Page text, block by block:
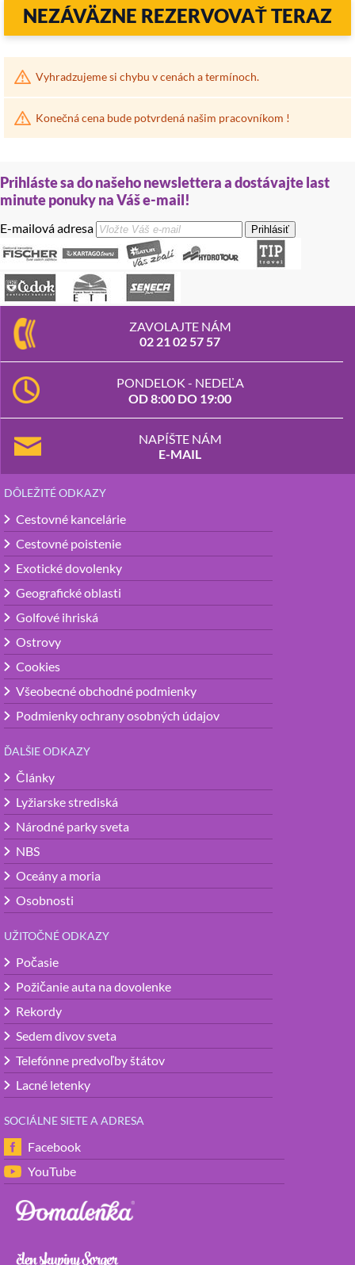
NEZÁVÄZNE REZERVOVAŤ TERAZ
Vyhradzujeme si chybu v cenách a termínoch.
Konečná cena bude potvrdená našim pracovníkom !
Prihláste sa do našeho newslettera a dostávajte last
minute ponuky na Váš e-mail!
E-mailová adresa Prihlásiť
ZAVOLAJTE NÁM
02 21 02 57 57
PONDELOK - NEDEĽA
OD 8:00 DO 19:00
NAPÍŠTE NÁM
E-MAIL
DÔLEŽITÉ ODKAZY
Cestovné kancelárie
Cestovné poistenie
Exotické dovolenky
Geografické oblasti
Golfové ihriská
Ostrovy
Cookies
Všeobecné obchodné podmienky
Podmienky ochrany osobných údajov
ĎALŠIE ODKAZY
Články
Lyžiarske strediská
Národné parky sveta
NBS
Oceány a moria
Osobnosti
UŽITOČNÉ ODKAZY
Počasie
Požičanie auta na dovolenke
Rekordy
Sedem divov sveta
Telefónne predvoľby štátov
Lacné letenky
SOCIÁLNE SIETE A ADRESA
Facebook
YouTube